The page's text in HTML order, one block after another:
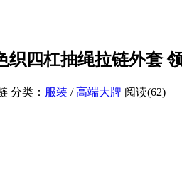
织四杠抽绳拉链外套
分类： 服装 /高端大牌 阅读(62)